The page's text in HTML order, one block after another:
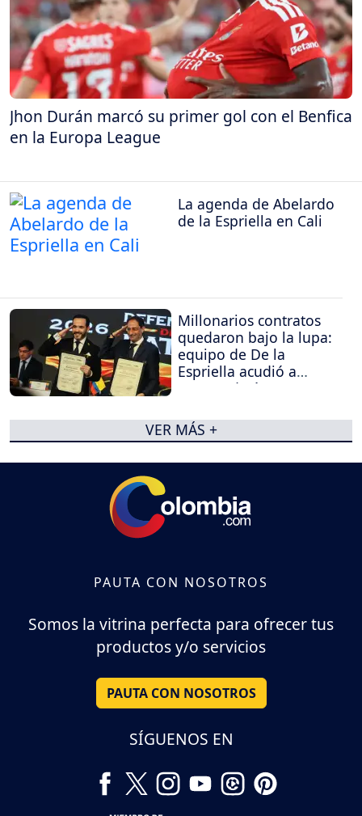
Jhon Durán marcó su primer gol con el Benfica
en la Europa League
La agenda de Abelardo
de la Espriella en Cali
Millonarios contratos
quedaron bajo la lupa:
equipo de De la
Espriella acudió a
Procuraduría y
VER MÁS +
PAUTA CON NOSOTROS
Somos la vitrina perfecta para ofrecer tus
productos y/o servicios
PAUTA CON NOSOTROS
SÍGUENOS EN